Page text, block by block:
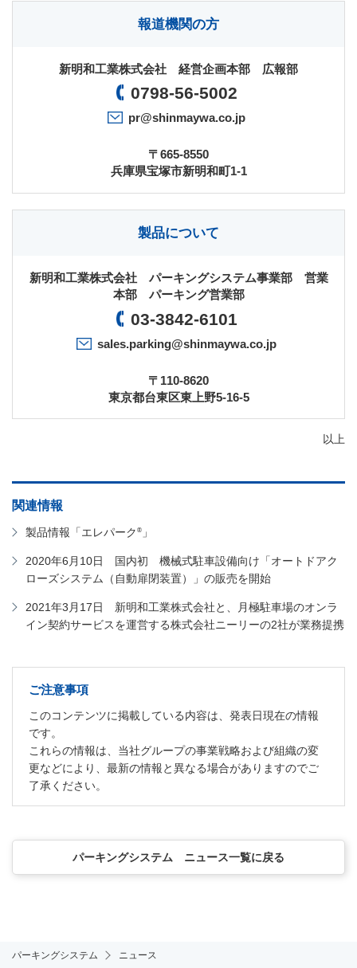
報道機関の方
新明和工業株式会社 経営企画本部 広報部
0798-56-5002
pr@shinmaywa.co.jp
〒665-8550
兵庫県宝塚市新明和町1-1
製品について
新明和工業株式会社 パーキングシステム事業部 営業
本部 パーキング営業部
03-3842-6101
sales.parking@shinmaywa.co.jp
〒110-8620
東京都台東区東上野5-16-5
以上
関連情報
製品情報「エレパーク ®」
2020年6月10日 国内初 機械式駐車設備向け「オートドアク
ローズシステム（自動扉閉装置）」の販売を開始
2021年3月17日 新明和工業株式会社と、月極駐車場のオンラ
イン契約サービスを運営する株式会社ニーリーの2社が業務提携
ご注意事項
このコンテンツに掲載している内容は、発表日現在の情報
です。
これらの情報は、当社グループの事業戦略および組織の変
更などにより、最新の情報と異なる場合がありますのでご
了承ください。
パーキングシステム ニュース一覧に戻る
パーキングシステム
ニュース